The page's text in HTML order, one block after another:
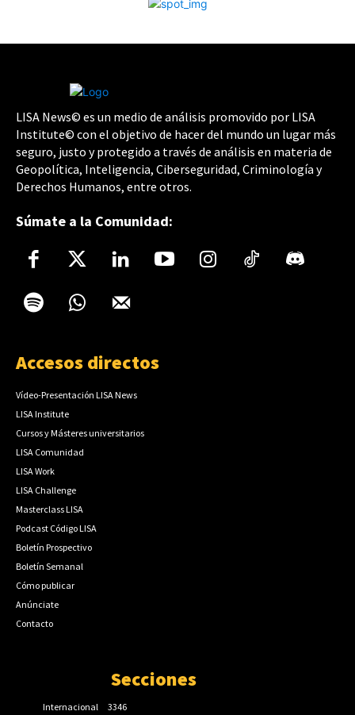
LISA News© es un medio de análisis promovido por LISA
Institute© con el objetivo de hacer del mundo un lugar más
seguro, justo y protegido a través de análisis en materia de
Geopolítica, Inteligencia, Ciberseguridad, Criminología y
Derechos Humanos, entre otros.
Súmate a la Comunidad:
Accesos directos
Vídeo-Presentación LISA News
LISA Institute
Cursos y Másteres universitarios
LISA Comunidad
LISA Work
LISA Challenge
Masterclass LISA
Podcast Código LISA
Boletín Prospectivo
Boletín Semanal
Cómo publicar
Anúnciate
Contacto
Secciones
Internacional
3346